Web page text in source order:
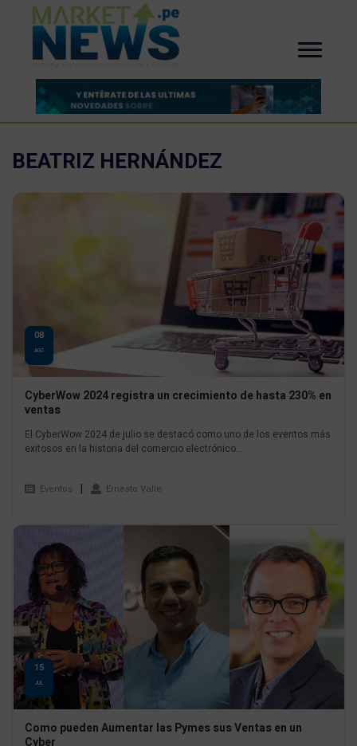
BEATRIZ HERNÁNDEZ
08
AGO
CyberWow 2024 registra un crecimiento de hasta 230% en
ventas
El CyberWow 2024 de julio se destacó como uno de los eventos más
exitosos en la historia del comercio electrónico...
Eventos Ernesto Valle
15
JUL
Como pueden Aumentar las Pymes sus Ventas en un